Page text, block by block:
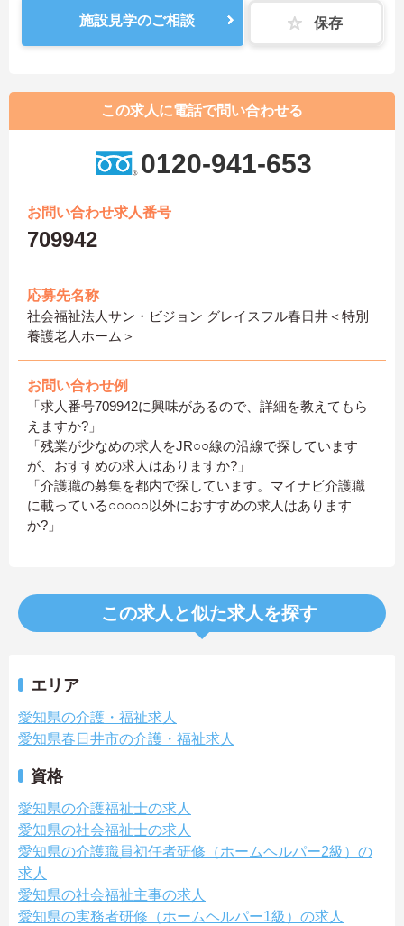
施設見学のご相談 保存
この求人に電話で問い合わせる
0120-941-653
お問い合わせ求人番号
709942
応募先名称
社会福祉法人サン・ビジョン グレイスフル春日井＜特別
養護老人ホーム＞
お問い合わせ例
「求人番号709942に興味があるので、詳細を教えてもら
えますか?」
「残業が少なめの求人をJR○○線の沿線で探しています
が、おすすめの求人はありますか?」
「介護職の募集を都内で探しています。マイナビ介護職
に載っている○○○○○以外におすすめの求人はあります
か?」
この求人と似た求人を探す
エリア
愛知県の介護・福祉求人
愛知県春日井市の介護・福祉求人
資格
愛知県の介護福祉士の求人
愛知県の社会福祉士の求人
愛知県の介護職員初任者研修（ホームヘルパー2級）の
求人
愛知県の社会福祉主事の求人
愛知県の実務者研修（ホームヘルパー1級）の求人